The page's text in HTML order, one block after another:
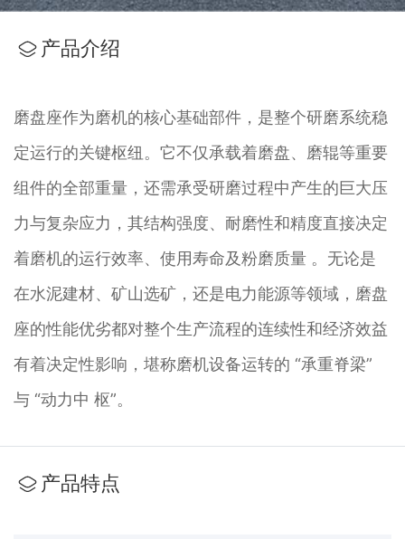
产品介绍
磨盘座作为磨机的核心基础部件，是整个研磨系统稳
定运行的关键枢纽。它不仅承载着磨盘、磨辊等重要
组件的全部重量，还需承受研磨过程中产生的巨大压
力与复杂应力，其结构强度、耐磨性和精度直接决定
着磨机的运行效率、使用寿命及粉磨质量 。无论是
在水泥建材、矿山选矿，还是电力能源等领域，磨盘
座的性能优劣都对整个生产流程的连续性和经济效益
有着决定性影响，堪称磨机设备运转的 “承重脊梁”
与 “动力中 枢”。
产品特点